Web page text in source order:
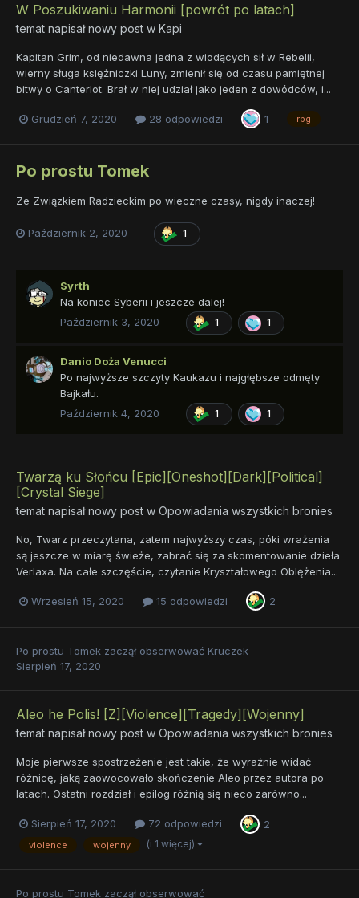
W Poszukiwaniu Harmonii [powrót po latach]
temat napisał nowy post w Kapi
Kapitan Grim, od niedawna jedna z wiodących sił w Rebelii,
wierny sługa księżniczki Luny, zmienił się od czasu pamiętnej
bitwy o Canterlot. Brał w niej udział jako jeden z dowódców, i...
Grudzień 7, 2020 28 odpowiedzi 1 rpg
Po prostu Tomek
Ze Związkiem Radzieckim po wieczne czasy, nigdy inaczej!
Październik 2, 2020 1
Syrth
Na koniec Syberii i jeszcze dalej!
Październik 3, 2020
1 1
Danio Doża Venucci
Po najwyższe szczyty Kaukazu i najgłębsze odmęty
Bajkału.
Październik 4, 2020
1 1
Twarzą ku Słońcu [Epic][Oneshot][Dark][Political]
[Crystal Siege]
temat napisał nowy post w Opowiadania wszystkich bronies
No, Twarz przeczytana, zatem najwyższy czas, póki wrażenia
są jeszcze w miarę świeże, zabrać się za skomentowanie dzieła
Verlaxa. Na całe szczęście, czytanie Kryształowego Oblężenia...
Wrzesień 15, 2020 15 odpowiedzi 2
Po prostu Tomek zaczął obserwować Kruczek
Sierpień 17, 2020
Aleo he Polis! [Z][Violence][Tragedy][Wojenny]
temat napisał nowy post w Opowiadania wszystkich bronies
Moje pierwsze spostrzeżenie jest takie, że wyraźnie widać
różnicę, jaką zaowocowało skończenie Aleo przez autora po
latach. Ostatni rozdział i epilog różnią się nieco zarówno...
Sierpień 17, 2020 72 odpowiedzi 2
violence wojenny (i 1 więcej)
Po prostu Tomek zaczął obserwować